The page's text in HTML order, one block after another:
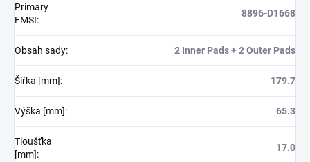
Primary
FMSI:
8896-D1668
Obsah sady: 2 Inner Pads + 2 Outer Pads
Šířka [mm]: 179.7
Výška [mm]: 65.3
Tloušťka
[mm]:
17.0